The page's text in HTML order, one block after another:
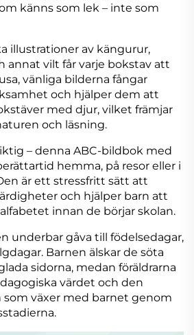
känns som lek – inte som
illustrationer av kängurur,
annat vilt får varje bokstav att
vänliga bilderna fångar
och hjälper dem att
med djur, vilket främjar
och läsning.
– denna ABC-bildbok med
hemma, på resor eller i
är ett stressfritt sätt att
och hjälper barn att
innan de börjar skolan.
underbar gåva till födelsedagar,
Barnen älskar de söta
sidorna, medan föräldrarna
värdet och den
som växer med barnet genom